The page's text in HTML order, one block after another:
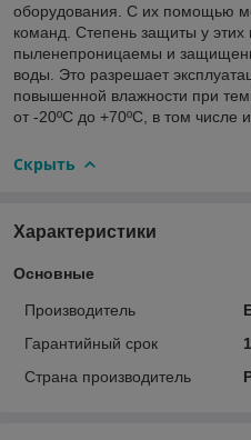
оборудования. С их помощью
команд. Степень защиты у этих
пыленепроницаемы и
воды. Это разрешает
повышенной влажности при
от -20ºС до +70ºС, в том числе
Скрыть
Характеристики
Основные
Производитель
Гарантийный срок
Страна производитель